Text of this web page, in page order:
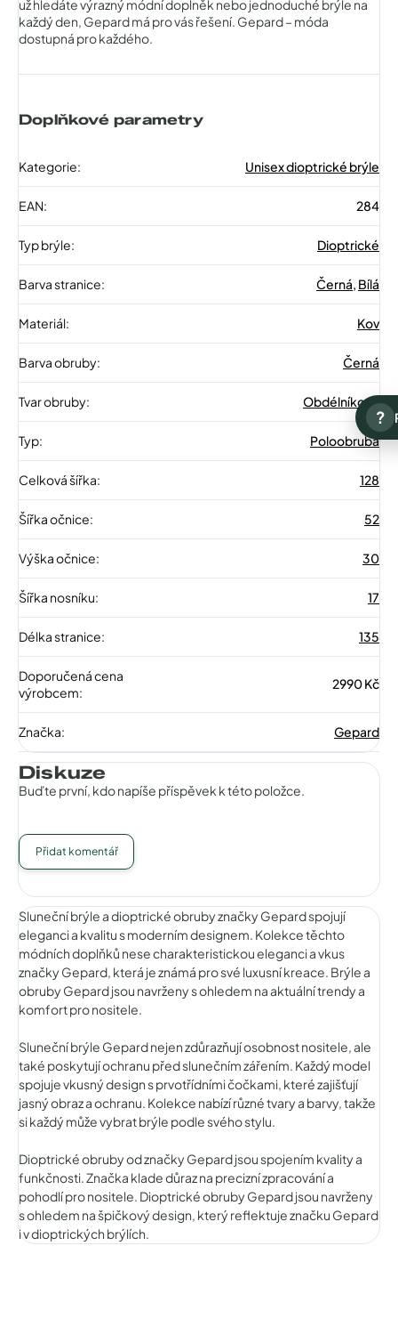
už hledáte výrazný módní doplněk nebo jednoduché brýle na
každý den, Gepard má pro vás řešení. Gepard – móda
dostupná pro každého.
Doplňkové parametry
Kategorie: Unisex dioptrické brýle
EAN: 284
Typ brýle: Dioptrické
Barva stranice: Černá, Bílá
Materiál: Kov
Barva obruby: Černá
Tvar obruby: Obdélníkové
Typ: Poloobruba
Celková šířka: 128
Šířka očnice: 52
Výška očnice: 30
Šířka nosníku: 17
Délka stranice: 135
Doporučená cena
výrobcem:
2990 Kč
Značka: Gepard
Diskuze
Buďte první, kdo napíše příspěvek k této položce.
Přidat komentář
Sluneční brýle a dioptrické obruby značky Gepard spojují
eleganci a kvalitu s moderním designem. Kolekce těchto
módních doplňků nese charakteristickou eleganci a vkus
značky Gepard, která je známá pro své luxusní kreace. Brýle a
obruby Gepard jsou navrženy s ohledem na aktuální trendy a
komfort pro nositele.
Sluneční brýle Gepard nejen zdůrazňují osobnost nositele, ale
také poskytují ochranu před slunečním zářením. Každý model
spojuje vkusný design s prvotřídními čočkami, které zajišťují
jasný obraz a ochranu. Kolekce nabízí různé tvary a barvy, takže
si každý může vybrat brýle podle svého stylu.
Dioptrické obruby od značky Gepard jsou spojením kvality a
funkčnosti. Značka klade důraz na precizní zpracování a
pohodlí pro nositele. Dioptrické obruby Gepard jsou navrženy
s ohledem na špičkový design, který reflektuje značku Gepard
i v dioptrických brýlích.
?